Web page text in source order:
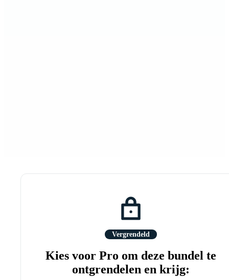
Vergrendeld
Kies voor Pro om deze bundel te
ontgrendelen en krijg: